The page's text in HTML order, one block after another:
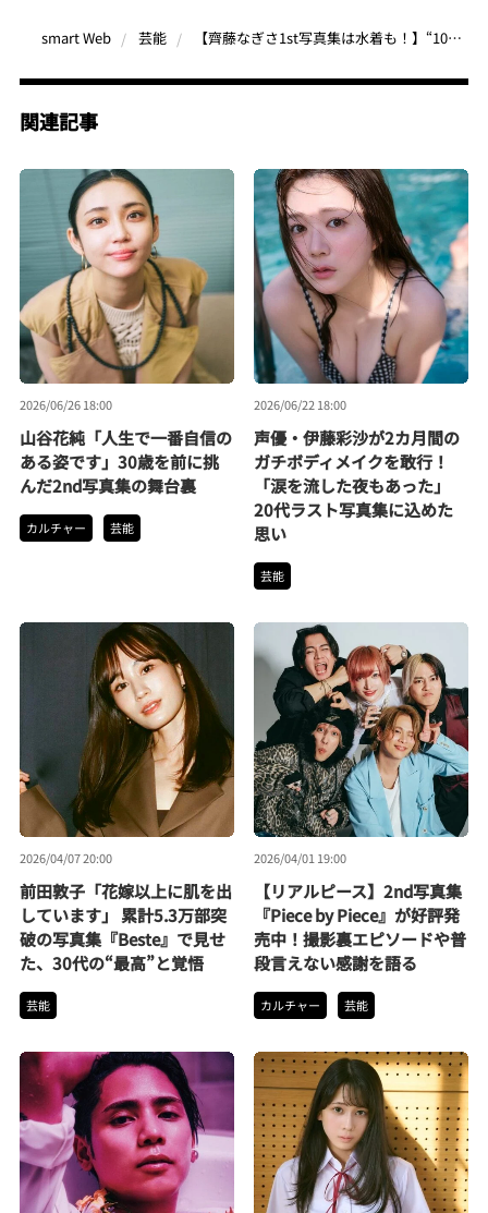
smart Web 芸能 【齊藤なぎさ1st写真集は水着も！】“10代の輝き”を切り取った「なぎさ」の魅力を徹底解剖
関連記事
2026/06/26 18:00
山谷花純「人生で一番自信の
ある姿です」30歳を前に挑
んだ2nd写真集の舞台裏
カルチャー 芸能
2026/06/22 18:00
声優・伊藤彩沙が2カ月間の
ガチボディメイクを敢行！
「涙を流した夜もあった」
20代ラスト写真集に込めた
思い
芸能
2026/04/07 20:00
前田敦子「花嫁以上に肌を出
しています」 累計5.3万部突
破の写真集『Beste』で見せ
た、30代の“最高”と覚悟
芸能
2026/04/01 19:00
【リアルピース】2nd写真集
『Piece by Piece』が好評発
売中！撮影裏エピソードや普
段言えない感謝を語る
カルチャー 芸能